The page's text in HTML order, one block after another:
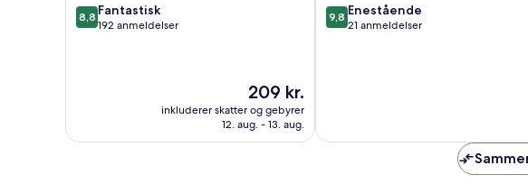
8.8
ud
8,8 Fantastisk
192 anmeldelser
Prisen
er
209 kr.
209 kr.
inkluderer skatter og gebyrer
12. aug. - 13. aug.
9.8
ud
9,8 Enestående
21 anmeldelser